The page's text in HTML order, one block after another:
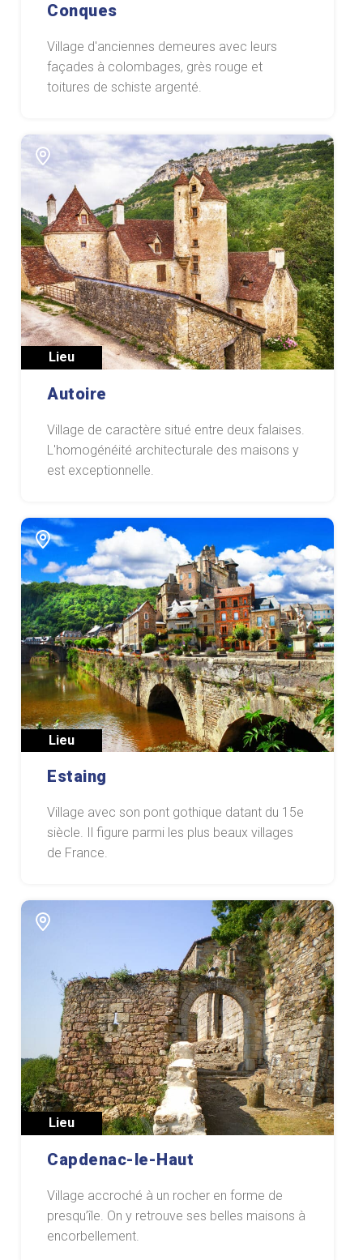
Conques
Village d'anciennes demeures avec leurs
façades à colombages, grès rouge et
toitures de schiste argenté.
Lieu
Autoire
Village de caractère situé entre deux falaises.
L'homogénéité architecturale des maisons y
est exceptionnelle.
Lieu
Estaing
Village avec son pont gothique datant du 15e
siècle. Il figure parmi les plus beaux villages
de France.
Lieu
Capdenac-le-Haut
Village accroché à un rocher en forme de
presqu’île. On y retrouve ses belles maisons à
encorbellement.